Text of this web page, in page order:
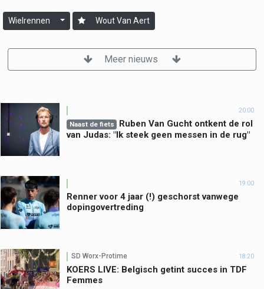
Wielrennen Wout Van Aert
Meer nieuws
20:00
Naast de fiets
Ruben Van Gucht ontkent de rol
van Judas: "Ik steek geen messen in de rug"
19:00
Renner voor 4 jaar (!) geschorst vanwege
dopingovertreding
SD Worx-Protime 18:20
KOERS LIVE: Belgisch getint succes in TDF
Femmes